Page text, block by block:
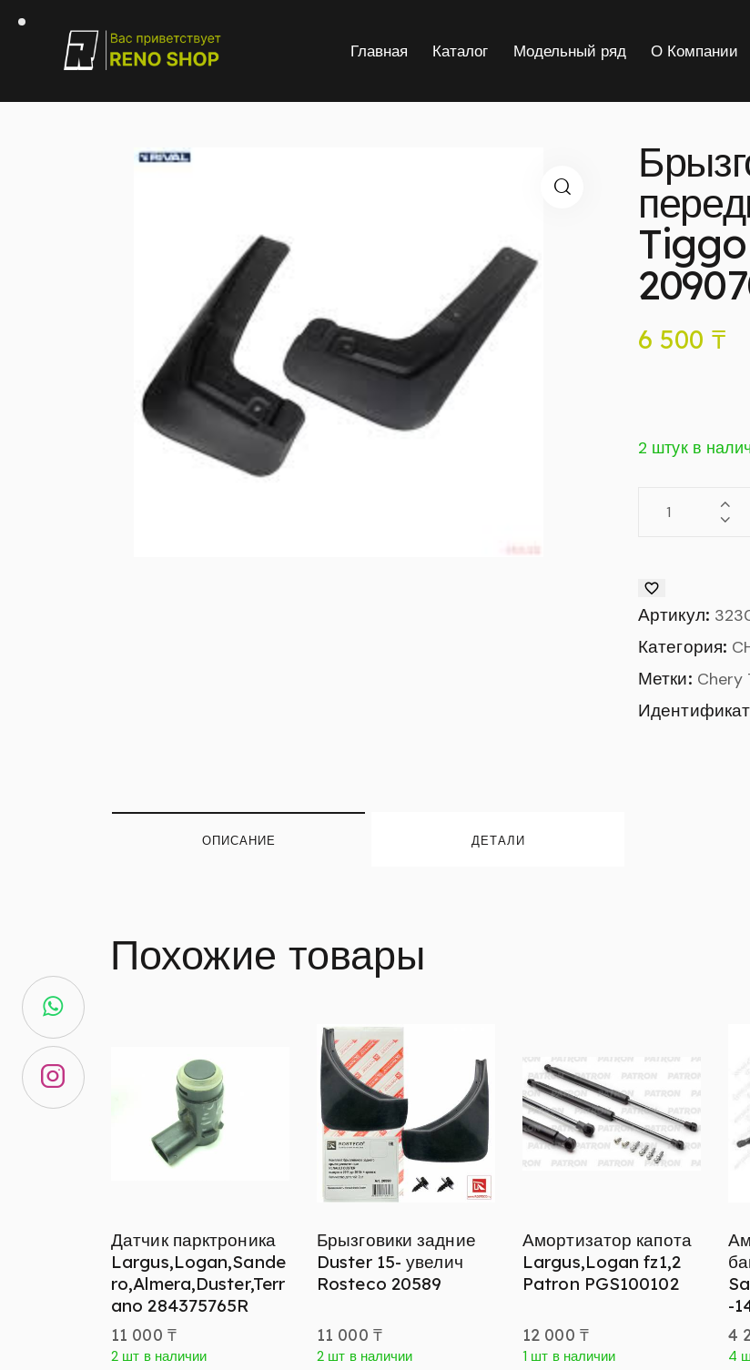
Главная Каталог Модельный ряд О Компании
6 500 ₸
2 штук в
Артикул:
Категория:
Метки: Chery
ОПИСАНИЕ ДЕТАЛИ
Похожие товары
Датчик парктроника
Largus,Logan,Sande
ro,Almera,Duster,Terr
ano 284375765R
11 000 ₸
2 шт в наличии
Брызговики задние
Duster 15- увелич
Rosteco 20589
11 000 ₸
2 шт в наличии
Амортизатор капота
Largus,Logan fz1,2
Patron PGS100102
12 000 ₸
1 шт в наличии
-
4
4